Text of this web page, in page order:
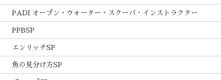
PADI オープン・ウォーター・スクーバ・インストラクター
PPBSP
エンリッチSP
魚の見分け方SP